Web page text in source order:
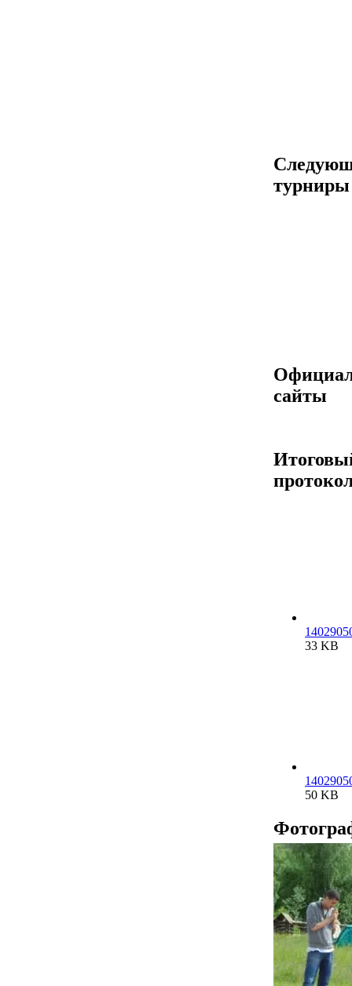
турниры
сайты
33 KB
50 KB